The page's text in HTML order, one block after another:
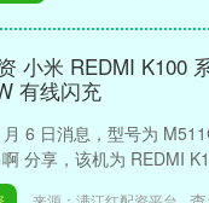
小米 REDMI K100
有线闪充
6 日消息，型号为
分享，该机为 REDMI